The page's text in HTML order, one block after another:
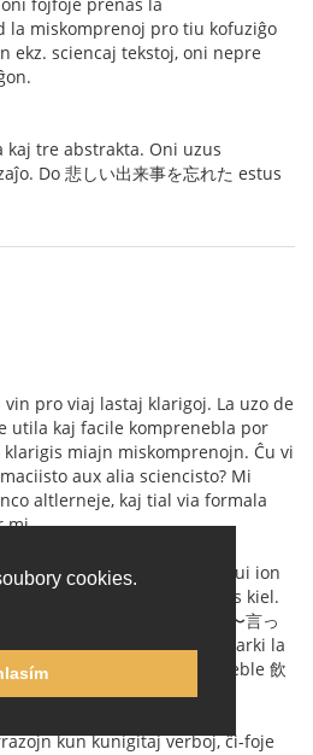
cookies.
la miskomprenoj pro tiu kofuziĝo
ekz. sciencaj tekstoj, oni nepre
kaj tre abstrakta. Oni uzus
Do 悲しい出来事を忘れた estus
pro viaj lastaj klarigoj. La uzo de
utila kaj facile komprenebla por
miajn miskomprenojn. Ĉu vi
aux alia sciencisto? Mi
altlerneje, kaj tial via formala
mi.
bildo 1). Mi fakte celis konstrui ion
) (
bildo 2
), tamen mi ne sciis kiel.
dusencecon de (H) (飲み〜言っ
eble parolante oni povas marki la
aŭ intonacio, ĉu? Ĉu eble 飲
飲みーー言って忘れた?
kun kunigitaj verboj, ĉi-foje